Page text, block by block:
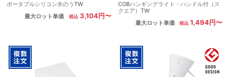
ポータブルシリコン氷のうTW
最大ロット単価
3,104円〜
COBハンギングライト・ハンドル付（ス
クエア）TW
最大ロット単価
1,494円〜